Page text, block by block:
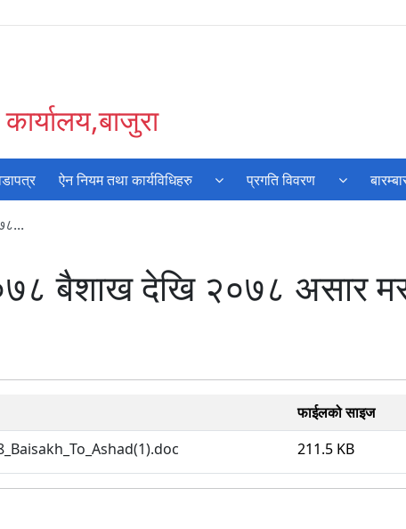
ऐन नियम तथा कार्यविधिहरु प्रगति विवरण
बैशाख देखि २०७८ असार
फाईलको साइज
211.5 KB